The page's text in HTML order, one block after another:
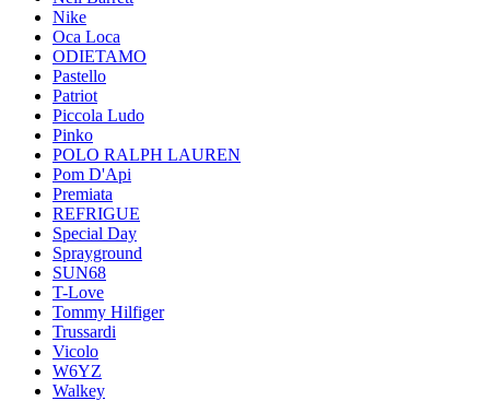
Nike
Oca Loca
ODIETAMO
Pastello
Patriot
Piccola Ludo
Pinko
POLO RALPH LAUREN
Pom D'Api
Premiata
REFRIGUE
Special Day
Sprayground
SUN68
T-Love
Tommy Hilfiger
Trussardi
Vicolo
W6YZ
Walkey